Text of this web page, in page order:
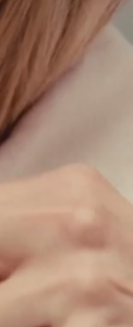
gabardine - 40,
en stock.